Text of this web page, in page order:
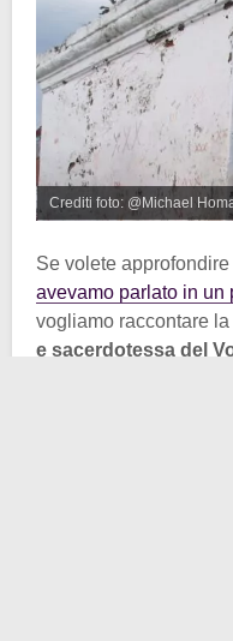
Crediti foto: @Michael
Se volete
avevamo parlato in un
vogliamo raccontare la
e sacerdotessa del